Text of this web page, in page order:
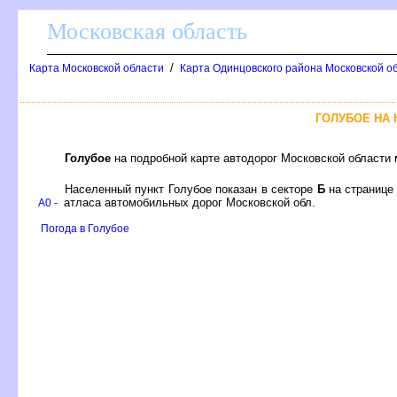
Московская область
Карта Московской области / Карта Одинцовского района Московской
ГОЛУБОЕ НА
Голубое на подробной карте автодорог Московской
Населенный пункт Голубое показан в секторе Бна странице
A0 - атласа автомобильных дорог Московской обл.
Погода в Голубое